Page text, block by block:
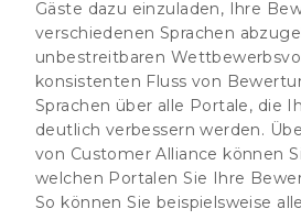
Gäste dazu einzuladen, Ihre
verschiedenen Sprachen
unbestreitbaren
konsistenten Fluss von
Sprachen über alle Portale, die
deutlich verbessern werden.
von Customer Alliance können
welchen Portalen Sie Ihre
So können Sie beispielsweise